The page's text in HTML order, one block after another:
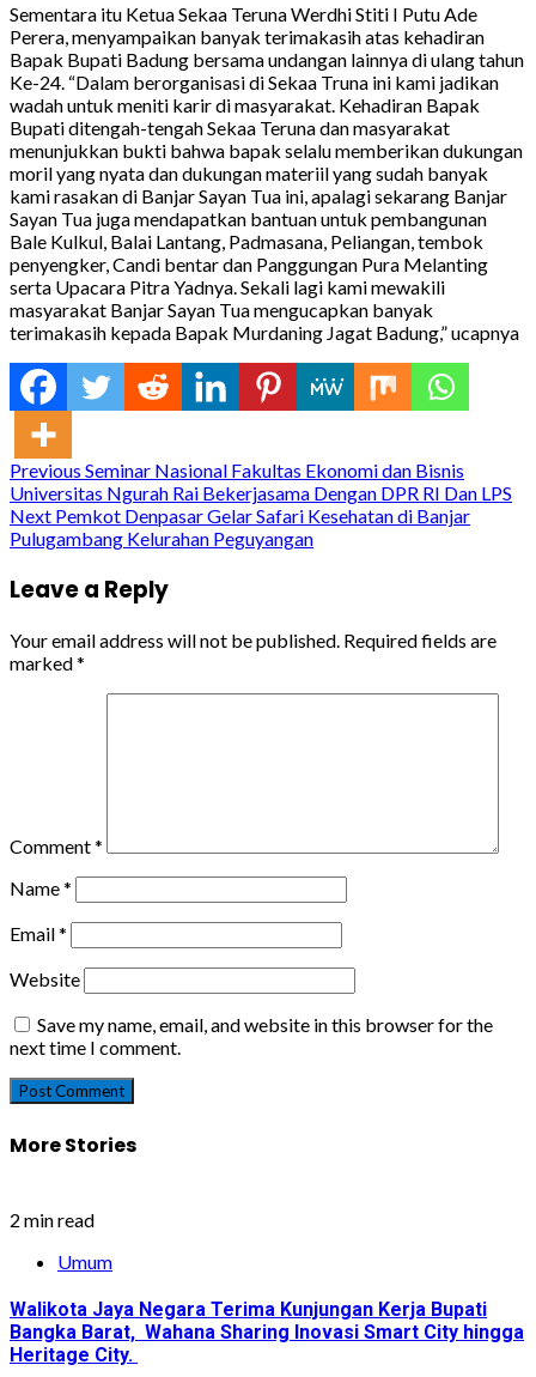
Sementara itu Ketua Sekaa Teruna Werdhi Stiti I Putu Ade
Perera, menyampaikan banyak terimakasih atas kehadiran
Bapak Bupati Badung bersama undangan lainnya di ulang tahun
Ke-24. “Dalam berorganisasi di Sekaa Truna ini kami jadikan
wadah untuk meniti karir di masyarakat. Kehadiran Bapak
Bupati ditengah-tengah Sekaa Teruna dan masyarakat
menunjukkan bukti bahwa bapak selalu memberikan dukungan
moril yang nyata dan dukungan materiil yang sudah banyak
kami rasakan di Banjar Sayan Tua ini, apalagi sekarang Banjar
Sayan Tua juga mendapatkan bantuan untuk pembangunan
Bale Kulkul, Balai Lantang, Padmasana, Peliangan, tembok
penyengker, Candi bentar dan Panggungan Pura Melanting
serta Upacara Pitra Yadnya. Sekali lagi kami mewakili
masyarakat Banjar Sayan Tua mengucapkan banyak
terimakasih kepada Bapak Murdaning Jagat Badung,” ucapnya
Continue
Reading
Previous Seminar Nasional Fakultas Ekonomi dan Bisnis
Universitas Ngurah Rai Bekerjasama Dengan DPR RI Dan LPS
Next Pemkot Denpasar Gelar Safari Kesehatan di Banjar
Pulugambang Kelurahan Peguyangan
Leave a Reply
Your email address will not be published. Required fields are
marked*
Comment*
Name*
Email*
Website
Save my name, email, and website in this browser for the
next time I comment.
More Stories
2 min read
Umum
Walikota Jaya Negara Terima Kunjungan Kerja Bupati
Bangka Barat, Wahana Sharing Inovasi Smart City hingga
Heritage City.